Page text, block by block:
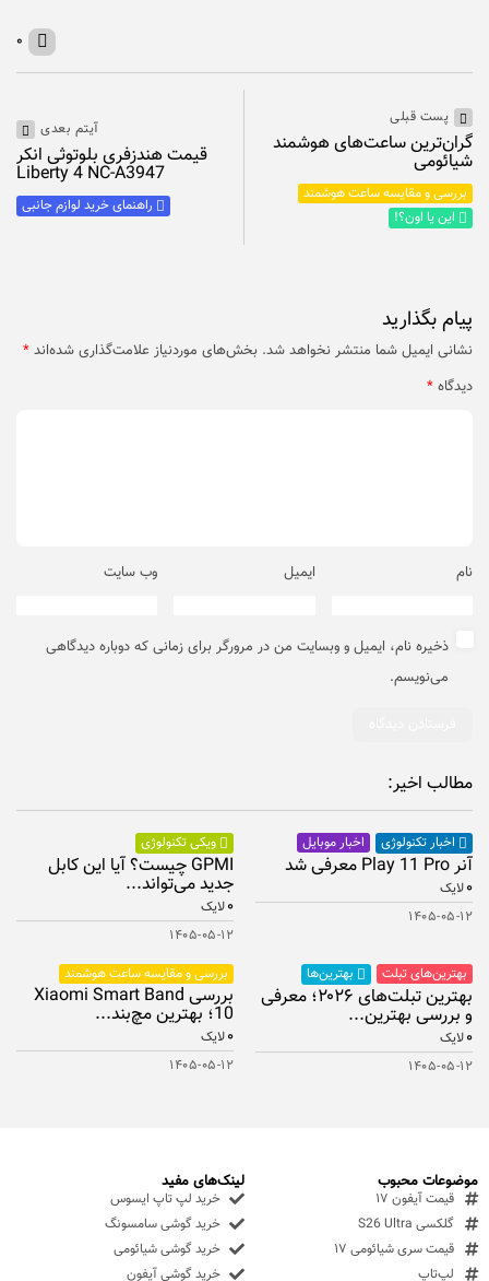
۰
پست قبلی
گران‌ترین ساعت‌های هوشمند
شیائومی
بررسی و مقایسه ساعت هوشمند
این یا اون؟!
آیتم بعدی
قیمت هندزفری بلوتوثی انکر
Liberty 4 NC-A3947
راهنمای خرید لوازم جانبی
پیام بگذارید
نشانی ایمیل شما منتشر نخواهد شد. بخش‌های موردنیاز علامت‌گذاری شده‌اند *
دیدگاه *
نام ایمیل وب‌ سایت
ذخیره نام، ایمیل و وبسایت من در مرورگر برای زمانی که دوباره دیدگاهی
می‌نویسم.
مطالب اخیر:
اخبار تکنولوژی اخبار موبایل
آنر Play 11 Pro معرفی شد
۰لایک
۱۴۰۵-۰۵-۱۲
ویکی تکنولوژی
GPMI چیست؟ آیا این کابل
جدید می‌تواند...
۰لایک
۱۴۰۵-۰۵-۱۲
بهترین‌های تبلت
بهترین‌ها
بهترین تبلت‌های ۲۰۲۶؛ معرفی
و بررسی بهترین...
۰لایک
۱۴۰۵-۰۵-۱۲
بررسی و مقایسه ساعت هوشمند
بررسی Xiaomi Smart Band
10؛ بهترین مچ‌بند...
۰لایک
۱۴۰۵-۰۵-۱۲
موضوعات محبوب
قیمت آیفون ۱۷
گلکسی S26 Ultra
قیمت سری شیائومی ۱۷
لپ‌تاپ
لینک‌های مفید
خرید لپ تاپ ایسوس
خرید گوشی سامسونگ
خرید گوشی شیائومی
خرید گوشی آیفون